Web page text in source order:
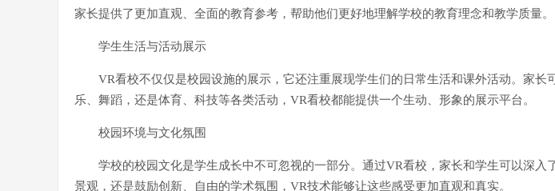
家长提供了更加直观、全面的教育参考，帮助他们更好地理解学校的教育理念和教学质量。
学生生活与活动展示
VR看校不仅仅是校园设施的展示，它还注重展现学生们的日常生活和课外活动。家
乐、舞蹈，还是体育、科技等各类活动，VR看校都能提供一个生动、形象的展示平台。
校园环境与文化氛围
学校的校园文化是学生成长中不可忽视的一部分。通过VR看校，家长和学生可以深
景观，还是鼓励创新、自由的学术氛围，VR技术能够让这些感受更加直观和真实。